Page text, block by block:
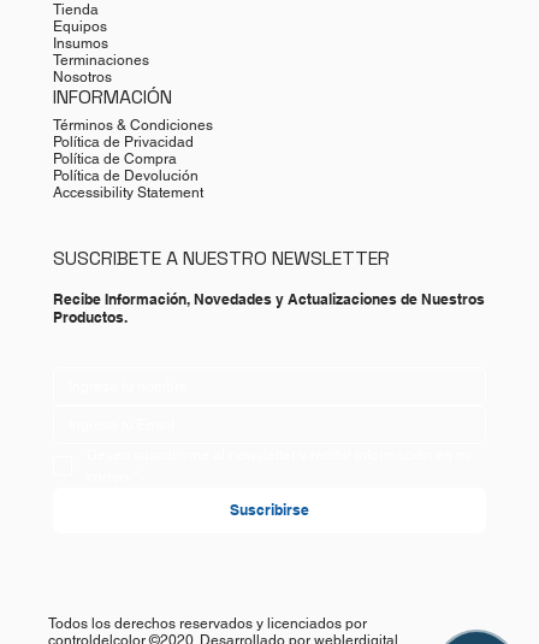
Tienda
Equipos
Insumos
Terminaciones
Nosotros
INFORMACIÓN
Términos & Condiciones
Política de Privacidad
Política de Compra
Política de Devolución
Accessibility Statement
SUSCRIBETE A NUESTRO NEWSLETTER
Recibe Información, Novedades y Actualizaciones de Nuestros
Productos.
Suscribirse
Todos los derechos reservados y licenciados por